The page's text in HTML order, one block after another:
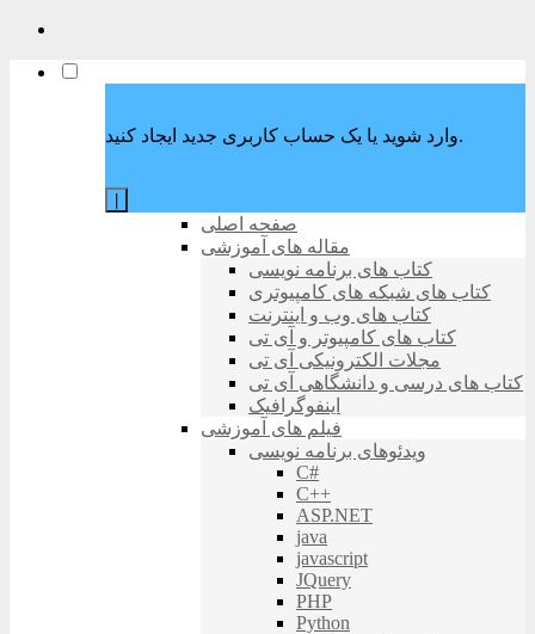
وارد شوید یا یک حساب کاربری جدید ایجاد کنید.
صفحه اصلی
مقاله های آموزشی
کتاب های برنامه نویسی
کتاب های شبکه های کامپیوتری
کتاب های وب و اینترنت
کتاب های کامپیوتر و آی تی
مجلات الکترونیکی آی تی
کتاب های درسی و دانشگاهی آی تی
اینفوگرافیک
فیلم های آموزشی
ویدئوهای برنامه نویسی
C#
C++
ASP.NET
java
javascript
JQuery
PHP
Python